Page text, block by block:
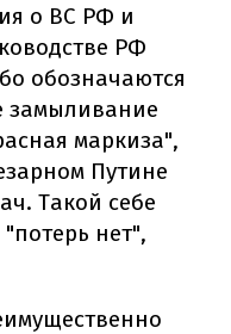
о ВС РФ и
РФ
обозначаются
замыливание
маркиза",
Путине
Такой себе
нет",